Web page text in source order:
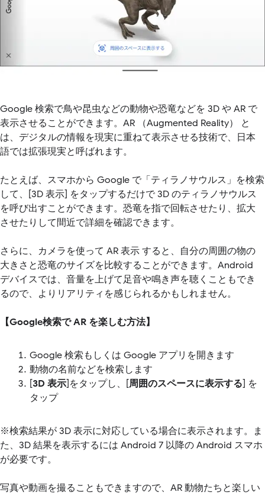
Google 検索で鳥や昆虫などの動物や恐竜などを 3D や AR で
表示させることができます。AR （Augmented Reality） と
は、デジタルの情報を現実に重ねて表示させる技術で、日本
語では拡張現実と呼ばれます。
たとえば、スマホから Google で「ティラノサウルス」を検索
して、[3D 表示] をタップするだけで 3D のティラノサウルス
を呼び出すことができます。恐竜を指で回転させたり、拡大
させたりして間近で詳細を確認できます。
さらに、カメラを使って AR 表示 すると、自分の周囲の物の
大きさと恐竜のサイズを比較することができます。Android
デバイスでは、音量を上げて足音や鳴き声を聴くこともでき
るので、よりリアリティを感じられるかもしれません。
【Google検索で AR を楽しむ方法】
Google 検索もしくは Google アプリを開きます
動物の名前などを検索します
[3D 表示]をタップし、[周囲のスペースに表示する] を
タップ
※検索結果が 3D 表示に対応している場合に表示されます。ま
た、3D 結果を表示するには Android 7 以降の Android スマホ
が必要です。
写真や動画を撮ることもできますので、AR 動物たちと楽しい